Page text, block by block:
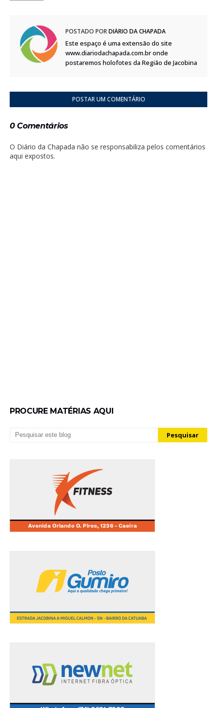
POSTADO PORDIÁRIO DA CHAPADA
Este espaço é uma extensão do site
www.diariodachapada.com.br onde
postaremos holofotes da Região de Jacobina
POSTAR UM COMENTÁRIO
0 Comentários
O Diário da Chapada não se responsabiliza pelos comentários
aqui expostos.
PROCURE MATÉRIAS AQUI